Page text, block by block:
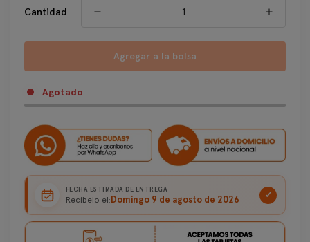
Cantidad
Agregar a la bolsa
Agotado
FECHA ESTIMADA DE ENTREGA
Recíbelo el:Domingo 9 de agosto de 2026 ✓